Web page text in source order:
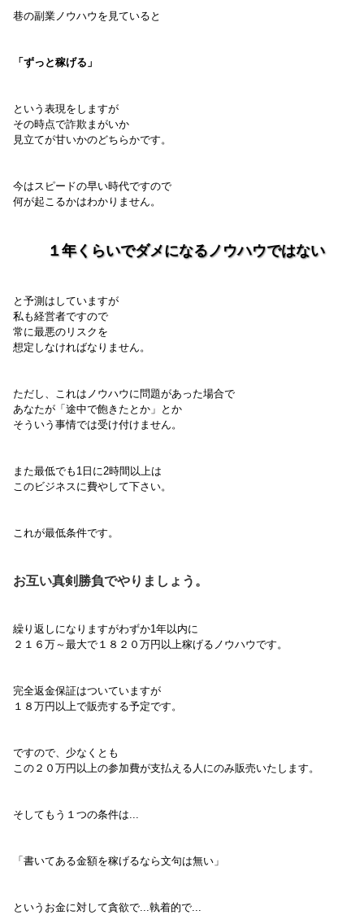
巷の副業ノウハウを見ていると
「ずっと稼げる」
という表現をしますが
その時点で詐欺まがいか
見立てが甘いかのどちらかです。
今はスピードの早い時代ですので
何が起こるかはわかりません。
１年くらいでダメになるノウハウではない
と予測はしていますが
私も経営者ですので
常に最悪のリスクを
想定しなければなりません。
ただし、これはノウハウに問題があった場合で
あなたが「途中で飽きたとか」とか
そういう事情では受け付けません。
また最低でも1日に2時間以上は
このビジネスに費やして下さい。
これが最低条件です。
お互い真剣勝負でやりましょう。
繰り返しになりますがわずか1年以内に
２１６万～最大で１８２０万円以上稼げるノウハウです。
完全返金保証はついていますが
１８万円以上で販売する予定です。
ですので、少なくとも
この２０万円以上の参加費が支払える人にのみ販売いたします。
そしてもう１つの条件は...
「書いてある金額を稼げるなら文句は無い」
というお金に対して貪欲で...執着的で...